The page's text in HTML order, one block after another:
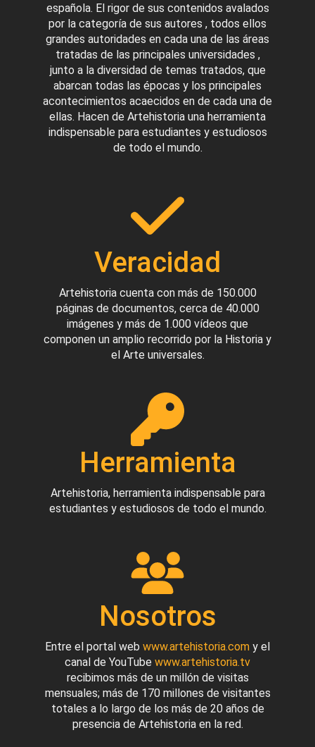
española. El rigor de sus contenidos avalados
por la categoría de sus autores , todos ellos
grandes autoridades en cada una de las áreas
tratadas de las principales universidades ,
junto a la diversidad de temas tratados, que
abarcan todas las épocas y los principales
acontecimientos acaecidos en de cada una de
ellas. Hacen de Artehistoria una herramienta
indispensable para estudiantes y estudiosos
de todo el mundo.
Veracidad
Artehistoria cuenta con más de 150.000
páginas de documentos, cerca de 40.000
imágenes y más de 1.000 vídeos que
componen un amplio recorrido por la Historia y
el Arte universales.
Herramienta
Artehistoria, herramienta indispensable para
estudiantes y estudiosos de todo el mundo.
Nosotros
Entre el portal web www.artehistoria.com y el
canal de YouTube www.artehistoria.tv
recibimos más de un millón de visitas
mensuales; más de 170 millones de visitantes
totales a lo largo de los más de 20 años de
presencia de Artehistoria en la red.